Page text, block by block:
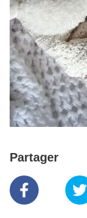
Partager